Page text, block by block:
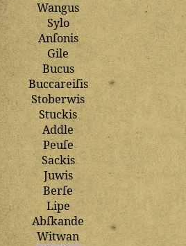
Wangus
Sylo
Anſonis
Gile
Bucus
Buccareiſis
Stoberwis
Stuckis
Addle
Peuſe
Sackis
Juwis
Berſe
Lipe
Abſkande
Witwan